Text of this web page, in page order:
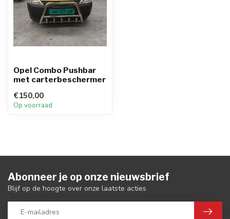
Opel Combo Pushbar
met carterbeschermer
€150,00
Op voorraad
Abonneer je op onze nieuwsbrief
Blijf op de hoogte over onze laatste acties